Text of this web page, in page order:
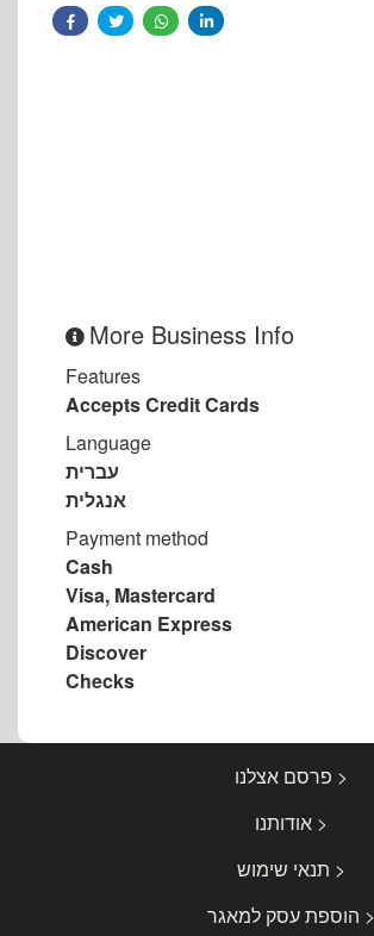
More Business Info
Features
Accepts Credit Cards
Language
עברית
אנגלית
Payment method
Cash
Visa, Mastercard
American Express
Discover
Checks
< פרסם אצלנו
< אודותנו
< תנאי שימוש
< הוספת עסק למאגר